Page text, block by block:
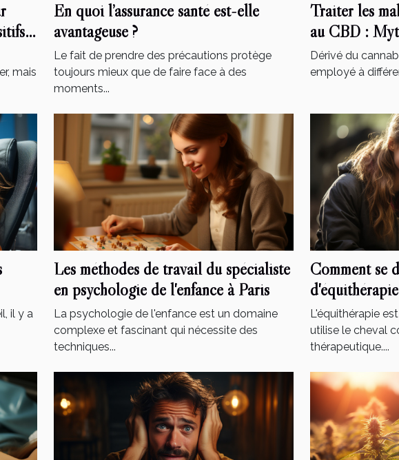
mais
En quoi l’assurance santé est-elle
avantageuse ?
Le fait de prendre des précautions protège
toujours mieux que de faire face à des
moments...
Traiter les
au CBD :
Dérivé du
employé à
il y a
Les méthodes de travail du spécialiste
en psychologie de l'enfance à Paris
La psychologie de l'enfance est un domaine
complexe et fascinant qui nécessite des
techniques...
Comment se
L'équithérapie
utilise le cheval
thérapeutique....